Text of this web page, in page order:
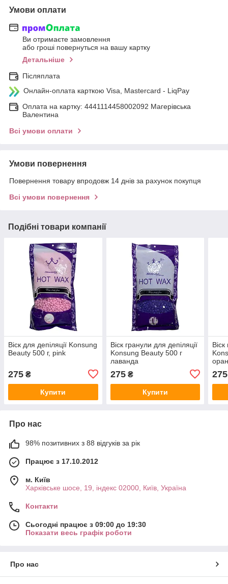
Умови оплати
Ви отримаєте замовлення
або гроші повернуться на вашу картку
Детальніше
Післяплата
Онлайн-оплата карткою Visa, Mastercard - LiqPay
Оплата на картку: 4441114458002092 Магерівська
Валентина
Всі умови оплати
Умови повернення
Повернення товару впродовж 14 днів за рахунок покупця
Всі умови повернення
Подібні товари компанії
Віск для депіляції Konsung
Beauty 500 г, рink
275 ₴
Купити
Віск гранули для депіляції
Konsung Beauty 500 г
лаванда
275₴
Купити
275
Про нас
98% позитивних з 88 відгуків за рік
Працює з 17.10.2012
м. Київ
Харківське шосе, 19, індекс 02000, Київ, Україна
Контакти
Сьогодні працює з 09:00 до 19:30
Показати весь графік роботи
Про нас